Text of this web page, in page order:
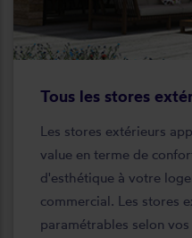
Tous les stores
Les stores extérieurs
value en terme de
d'esthétique à votre
commercial. Les stores
paramétrables selon